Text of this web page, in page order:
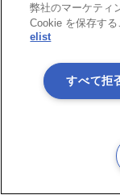
パートナー情報
パートナー制度へのお問合
サポート
弊社のマーケティ
Cookie を保存す
elist
すべて拒